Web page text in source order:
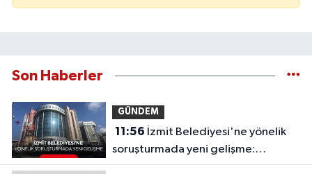
Son Haberler
GÜNDEM
11:56
soruşturmada yeni gelişme:
Görüntüler ortaya çıktı